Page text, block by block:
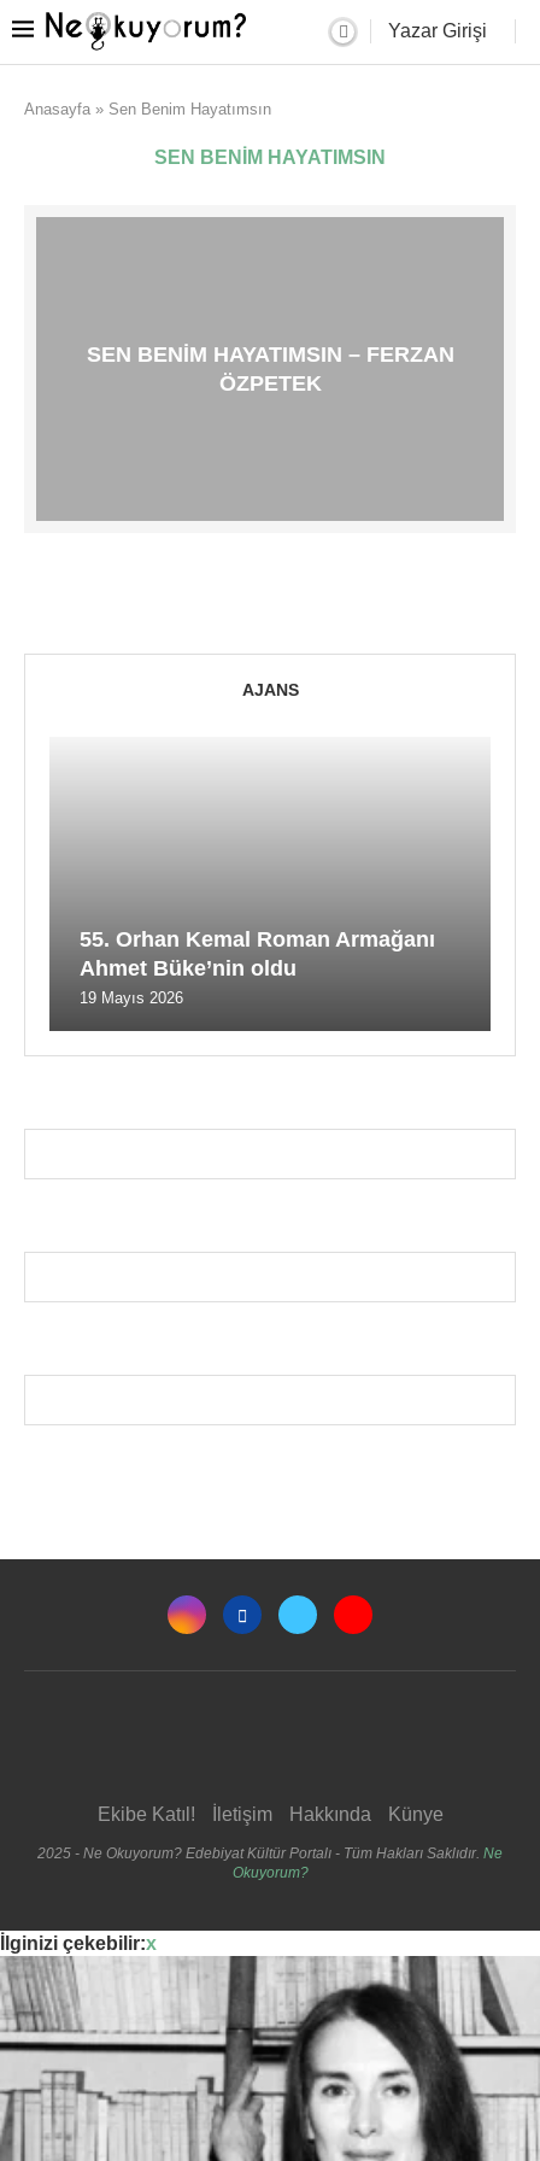
Yazar Girişi
Anasayfa » Sen Benim Hayatımsın
SEN BENIM HAYATIMSIN
SEN BENIM HAYATIMSIN – FERZAN
ÖZPETEK
AJANS
55. Orhan Kemal Roman Armağanı
Ahmet Büke’nin oldu
19 Mayıs 2026
Ekibe Katıl! İletişim Hakkında Künye
2025 - Ne Okuyorum? Edebiyat Kültür Portalı - Tüm Hakları Saklıdır. Ne
Okuyorum?
İlginizi çekebilir:x